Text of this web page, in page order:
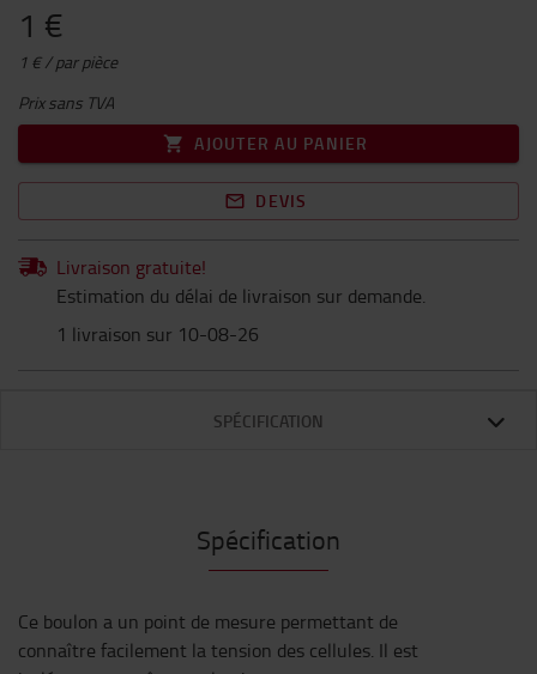
1 €
1 € / par pièce
Prix sans TVA
AJOUTER AU PANIER
DEVIS
Livraison gratuite!
Estimation du délai de livraison sur demande.
1 livraison sur 10-08-26
SPÉCIFICATION
Spécification
Ce boulon a un point de mesure permettant de
connaître facilement la tension des cellules. Il est